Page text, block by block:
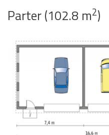
Parter (102.8 m2)